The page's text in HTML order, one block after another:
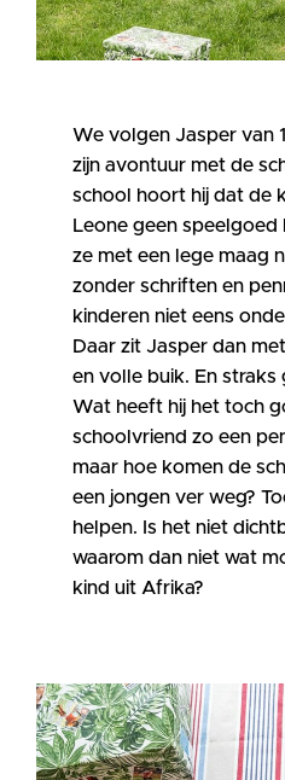
We volgen Jasper van
zijn avontuur met de
school hoort hij dat de
Leone geen speelgoed
ze met een lege maag
zonder schriften en
kinderen niet eens
Daar zit Jasper dan
en volle buik. En straks
Wat heeft hij het toch
schoolvriend zo een
maar hoe komen de
een jongen ver weg?
helpen. Is het niet
waarom dan niet wat
kind uit Afrika?